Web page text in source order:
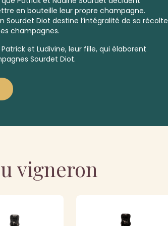
en bouteille leur propre champagne.
Sourdet Diot destine l’intégralité de sa récolte
champagnes.
et Ludivine, leur fille, qui élaborent
Sourdet Diot.
vigneron